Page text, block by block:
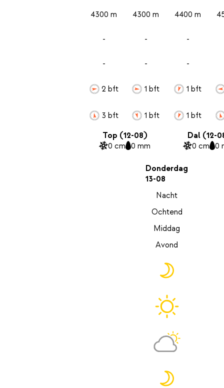
4300 m
-
-
2 bft
3 bft
4300 m
-
-
1 bft
1 bft
4400 m
-
-
1 bft
1 bft
Top (12-08)
0 cm 0 mm
Dal (12-
0 cm 0
Donderdag
13-08
Nacht
Ochtend
Middag
Avond